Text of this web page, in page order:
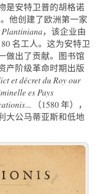
是安特卫普的胡格诺
他创建了欧洲第一家
，该企业由
名工人。这为安特卫
做出了贡献。图书馆
产阶级革命时期出版
et décret du Roy our
es Pays
... （1580 年），
大公马蒂亚斯和低地